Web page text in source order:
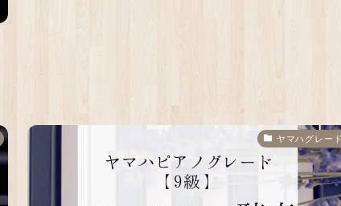
ヤマハグレー